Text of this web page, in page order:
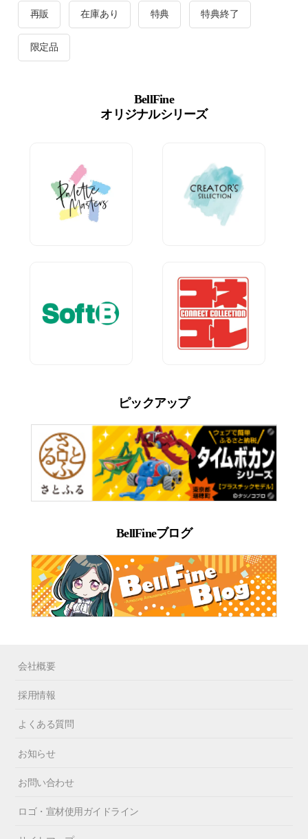
再販 在庫あり 特典 特典終了
限定品
BellFine
オリジナルシリーズ
ピックアップ
BellFineブログ
会社概要
採用情報
よくある質問
お知らせ
お問い合わせ
ロゴ・宣材使用ガイドライン